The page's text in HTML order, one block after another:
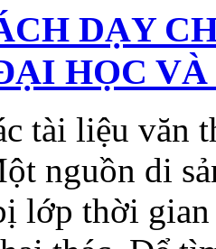
DẠY
HỌC
tài liệu văn
nguồn di
lớp thời